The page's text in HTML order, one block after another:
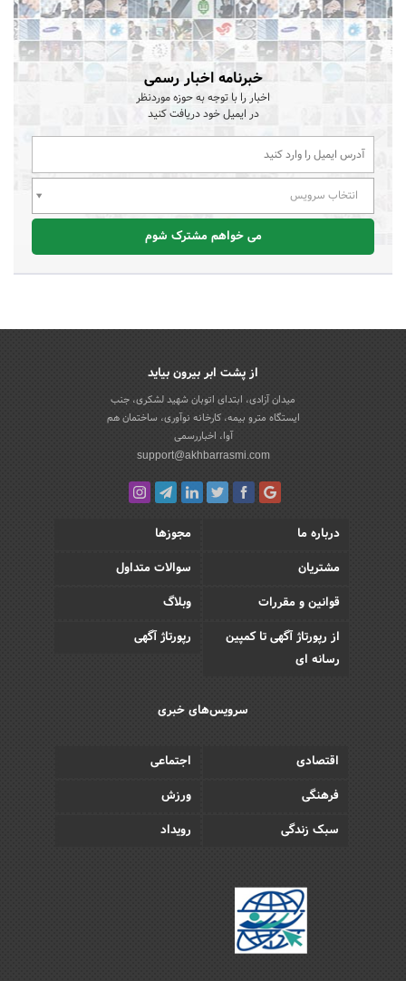
خبرنامه اخبار رسمی
اخبار را با توجه به حوزه موردنظر
در ایمیل خود دریافت کنید
انتخاب سرویس
می خواهم مشترک شوم
از پشت ابر بیرون بیاید
میدان آزادی، ابتدای اتوبان شهید لشکری، جنب
ایستگاه مترو بیمه، کارخانه نوآوری، ساختمان هم
آوا، اخباررسمی
support@akhbarrasmi.com
درباره ما
مجوزها
مشتریان
سوالات متداول
قوانین و مقررات
وبلاگ
از رپورتاژ آگهی تا کمپین
رسانه ای
رپورتاژ آگهی
سرویس‌های خبری
اقتصادی
اجتماعی
فرهنگی
ورزش
سبک زندگی
رویداد